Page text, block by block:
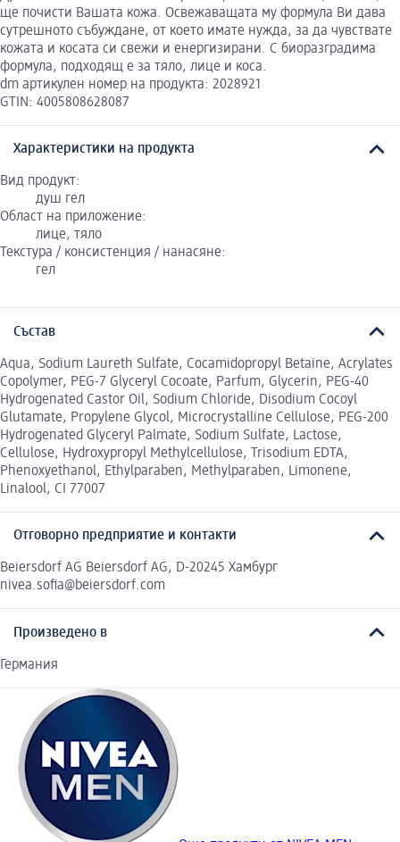
ще почисти Вашата кожа. Освежаващата му формула Ви дава
сутрешното събуждане, от което имате нужда, за да чувствате
кожата и косата си свежи и енергизирани. С биоразградима
формула, подходящ е за тяло, лице и коса.
dm артикулен номер на продукта: 2028921
GTIN: 4005808628087
Характеристики на продукта
Вид продукт:
душ гел
Област на приложение:
лице, тяло
Текстура / консистенция / нанасяне:
гел
Състав
Aqua, Sodium Laureth Sulfate, Cocamidopropyl Betaine, Acrylates
Copolymer, PEG-7 Glyceryl Cocoate, Parfum, Glycerin, PEG-40
Hydrogenated Castor Oil, Sodium Chloride, Disodium Cocoyl
Glutamate, Propylene Glycol, Microcrystalline Cellulose, PEG-200
Hydrogenated Glyceryl Palmate, Sodium Sulfate, Lactose,
Cellulose, Hydroxypropyl Methylcellulose, Trisodium EDTA,
Phenoxyethanol, Ethylparaben, Methylparaben, Limonene,
Linalool, CI 77007
Отговорно предприятие и контакти
Beiersdorf AG Beiersdorf AG, D-20245 Хамбург
nivea.sofia@beiersdorf.com
Произведено в
Германия